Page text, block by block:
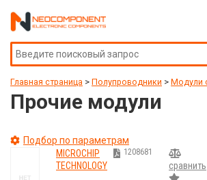
Главная страница > Полупроводники > Модули
Прочие модули
Подбор по параметрам
MICROCHIP
TECHNOLOGY
1208681
сравнить